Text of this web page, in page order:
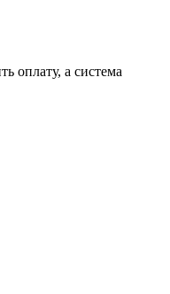
оплату, а система